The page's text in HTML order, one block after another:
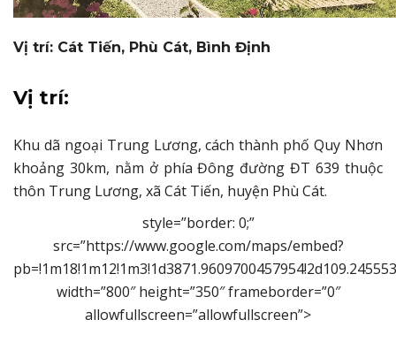
Vị trí: Cát Tiến, Phù Cát, Bình Định
Vị trí:
Khu dã ngoại Trung Lương, cách thành phố Quy Nhơn
khoảng 30km, nằm ở phía Đông đường ĐT 639 thuộc
thôn Trung Lương, xã Cát Tiến, huyện Phù Cát.
style=”border: 0;”
src=”https://www.google.com/maps/embed?
width=”800″ height=”350″ frameborder=”0″
allowfullscreen=”allowfullscreen”>